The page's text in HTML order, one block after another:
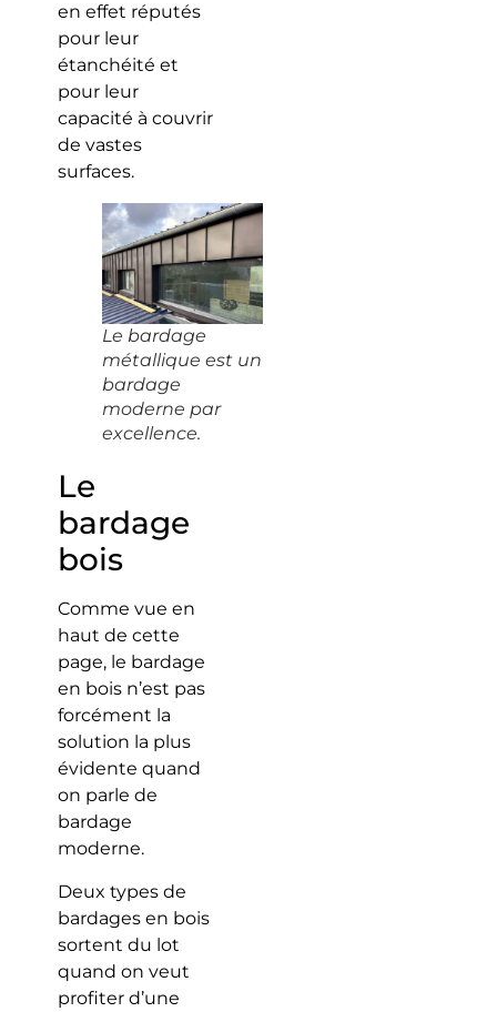
en effet réputés
pour leur
étanchéité et
pour leur
capacité à couvrir
de vastes
surfaces.
Le bardage
métallique est un
bardage
moderne par
excellence.
Le
bardage
bois
Comme vue en
haut de cette
page, le bardage
en bois n’est pas
forcément la
solution la plus
évidente quand
on parle de
bardage
moderne.
Deux types de
bardages en bois
sortent du lot
quand on veut
profiter d’une